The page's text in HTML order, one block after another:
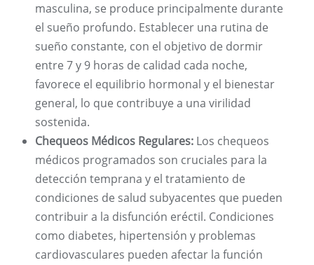
masculina, se produce principalmente durante
el sueño profundo. Establecer una rutina de
sueño constante, con el objetivo de dormir
entre 7 y 9 horas de calidad cada noche,
favorece el equilibrio hormonal y el bienestar
general, lo que contribuye a una virilidad
sostenida.
Chequeos Médicos Regulares: Los chequeos
médicos programados son cruciales para la
detección temprana y el tratamiento de
condiciones de salud subyacentes que pueden
contribuir a la disfunción eréctil. Condiciones
como diabetes, hipertensión y problemas
cardiovasculares pueden afectar la función